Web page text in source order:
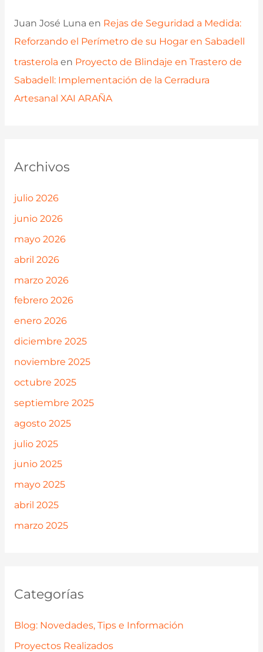
Juan José Luna en Rejas de Seguridad a Medida:
Reforzando el Perímetro de su Hogar en Sabadell
trasterola en Proyecto de Blindaje en Trastero de
Sabadell: Implementación de la Cerradura
Artesanal XAI ARAÑA
Archivos
julio 2026
junio 2026
mayo 2026
abril 2026
marzo 2026
febrero 2026
enero 2026
diciembre 2025
noviembre 2025
octubre 2025
septiembre 2025
agosto 2025
julio 2025
junio 2025
mayo 2025
abril 2025
marzo 2025
Categorías
Blog: Novedades, Tips e Información
Proyectos Realizados